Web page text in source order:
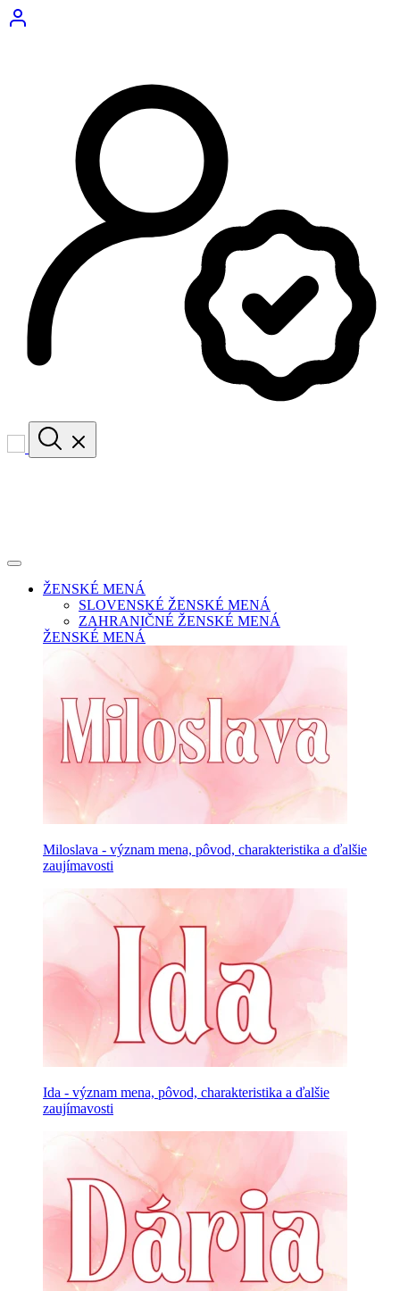
ŽENSKÉ MENÁ
SLOVENSKÉ ŽENSKÉ MENÁ
ZAHRANIČNÉ ŽENSKÉ MENÁ
ŽENSKÉ MENÁ
Miloslava - význam mena, pôvod, charakteristika a ďalšie
zaujímavosti
Ida - význam mena, pôvod, charakteristika a ďalšie
zaujímavosti